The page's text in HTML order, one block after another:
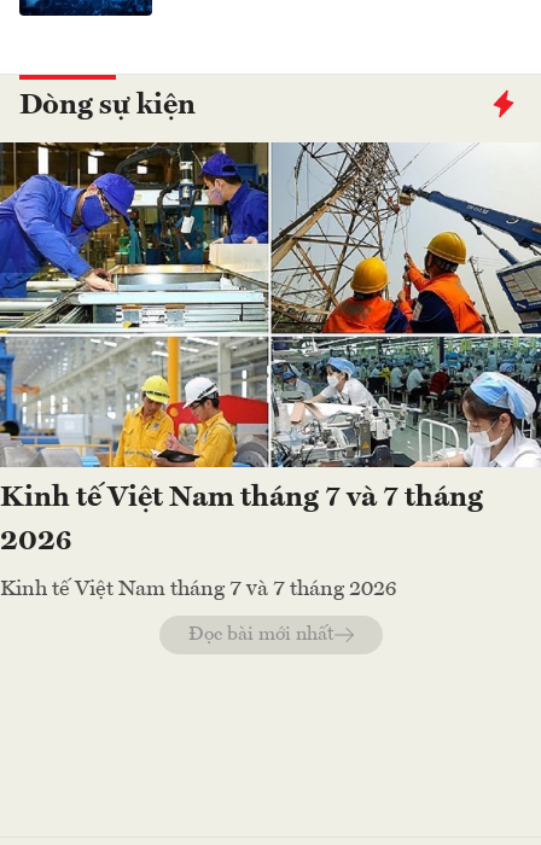
Dòng sự kiện
Kinh tế Việt Nam tháng 7 và 7 tháng
2026
Kinh tế Việt Nam tháng 7 và 7 tháng 2026
Đọc bài mới nhất